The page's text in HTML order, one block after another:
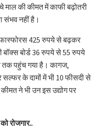
की कीमत में काफी बढ़ोतरी
संभव नहीं है।
फास्फोरस 425 रुपये से बढ़कर
बोर्ड 36 रुपये से 55 रुपये
तक पहुंच गया है। कागज,
के दामों में भी 10 फीसदी से
ने भी उन इस उद्योग पर
रोजगार..